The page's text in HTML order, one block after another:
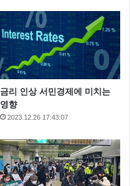
금리 인상 서민경제에 미치는
영향
2023.12.26 17:43:07